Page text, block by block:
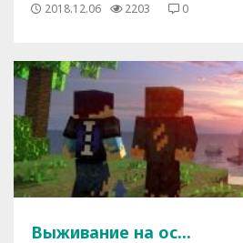
2018.12.06 2203 0
Выживание на ос...